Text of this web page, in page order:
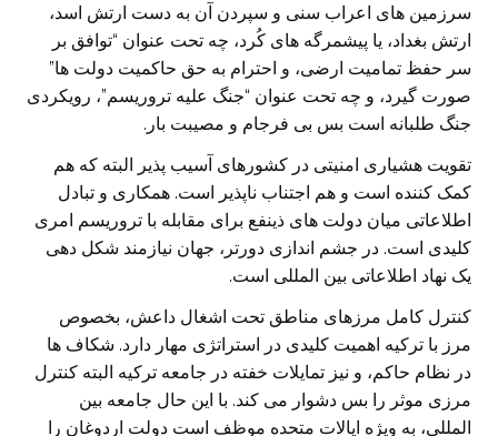
سرزمین های اعراب سنی و سپردن آن به دست ارتش اسد،
ارتش بغداد، یا پیشمرگه های کُرد، چه تحت عنوان “توافق بر
سر حفظ تمامیت ارضی، و احترام به حق حاکمیت دولت ها”
صورت گیرد، و چه تحت عنوان “جنگ علیه تروریسم”، رویکردی
جنگ طلبانه است بس بی فرجام و مصیبت بار.
تقویت هشیاری امنیتی در کشورهای آسیب پذیر البته که هم
کمک کننده است و هم اجتناب ناپذیر است. همکاری و تبادل
اطلاعاتی میان دولت های ذینفع برای مقابله با تروریسم امری
کلیدی است. در جشم اندازی دورتر، جهان نیازمند شکل دهی
یک نهاد اطلاعاتی بین المللی است.
کنترل کامل مرزهای مناطق تحت اشغال داعش، بخصوص
مرز با ترکیه اهمیت کلیدی در استراتژی مهار دارد. شکاف ها
در نظام حاکم، و نیز تمایلات خفته در جامعه ترکیه البته کنترل
مرزی موثر را بس دشوار می کند. با این حال جامعه بین
المللی، به ویژه ایالات متحده موظف است دولت اردوغان را